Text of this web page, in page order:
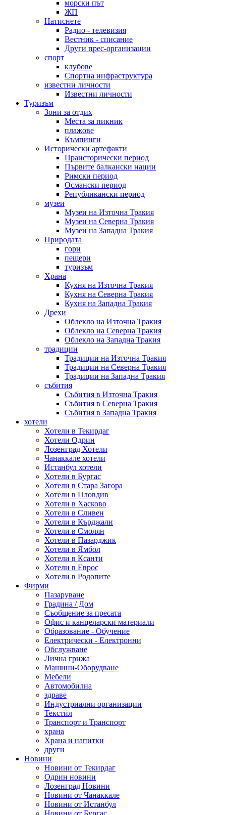
морски път
ЖП
Натиснете
Радио - телевизия
Вестник - списание
Други прес-организации
спорт
клубове
Спортна инфраструктура
известни личности
Известни личности
Туризъм
Зони за отдих
Места за пикник
плажове
Къмпинги
Исторически артефакти
Праисторически период
Първите балкански нации
Римски период
Османски период
Републикански период
музеи
Музеи на Източна Тракия
Музеи на Северна Тракия
Музеи на Западна Тракия
Природата
гори
пещери
туризъм
Храна
Кухня на Източна Тракия
Кухня на Северна Тракия
Кухня на Западна Тракия
Дрехи
Облекло на Източна Тракия
Облекло на Северна Тракия
Облекло на Западна Тракия
традиции
Традиции на Източна Тракия
Традиции на Северна Тракия
Традиции на Западна Тракия
събития
Събития в Източна Тракия
Събития в Северна Тракия
Събития в Западна Тракия
хотели
Хотели в Текирдаг
Хотели Одрин
Лозенград Хотели
Чанаккале хотели
Истанбул хотели
Хотели в Бургас
Хотели в Стара Загора
Хотели в Пловдив
Хотели в Хасково
Хотели в Сливен
Хотели в Кърджали
Хотели в Смолян
Хотели в Пазарджик
Хотели в Ямбол
Хотели в Ксанти
Хотели в Еврос
Хотели в Родопите
Фирми
Пазаруване
Градина / Дом
Съобщение за пресата
Офис и канцеларски материали
Образование - Обучение
Електрически - Електронни
Обслужване
Лична грижа
Машини-Оборудване
Мебели
Автомобилна
здраве
Индустриални организации
Текстил
Транспорт и Транспорт
храна
Храна и напитки
други
Новини
Новини от Текирдаг
Одрин новини
Лозенград Новини
Новини от Чанаккале
Новини от Истанбул